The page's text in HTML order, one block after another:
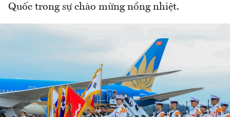
Quốc trong sự chào mừng nồng nhiệt.